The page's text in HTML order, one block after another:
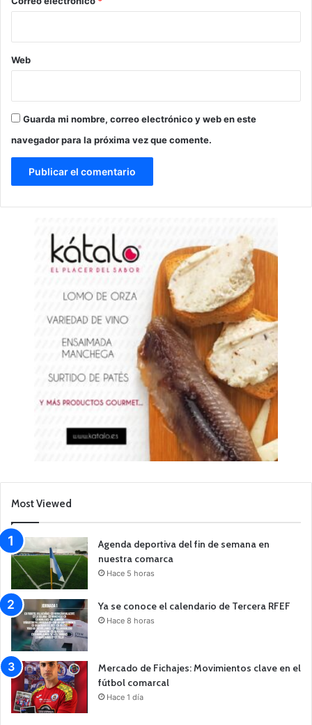
Web
Guarda mi nombre, correo electrónico y web en este
navegador para la próxima vez que comente.
Most Viewed
Agenda deportiva del fin de semana en
nuestra comarca
Hace 5 horas
Ya se conoce el calendario de Tercera RFEF
Hace 8 horas
Mercado de Fichajes: Movimientos clave en el
fútbol comarcal
Hace 1 día